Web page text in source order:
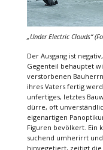
„Under Electric Clouds“
Der Ausgang ist
Gegenteil behauptet
verstorbenen
ihres Vaters fertig
unfertiges, letztes
dürre, oft
eigenartigen
Figuren bevölkert. Ein
suchend umherirrt
hinvegetiert, zeitigt